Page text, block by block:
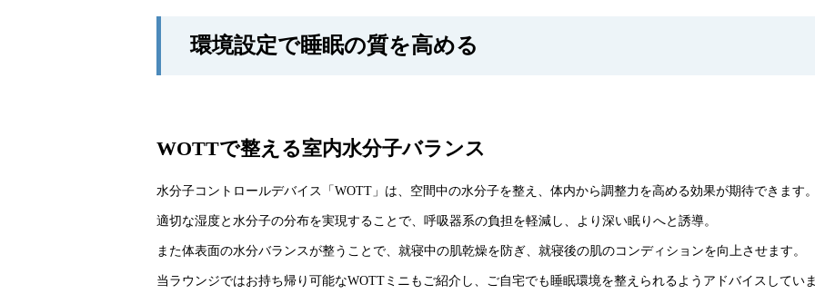
環境設定で睡眠の質を高める
WOTTで整える室内水分子バランス
水分子コントロールデバイス「WOTT」は、空間中の水分子を整え、体内から調整力を高める効果が期待できます。
適切な湿度と水分子の分布を実現することで、呼吸器系の負担を軽減し、より深い眠りへと誘導。
また体表面の水分バランスが整うことで、就寝中の肌乾燥を防ぎ、就寝後の肌のコンディションを向上させます。
当ラウンジではお持ち帰り可能なWOTTミニもご紹介し、ご自宅でも睡眠環境を整えられるようアドバイスしていま